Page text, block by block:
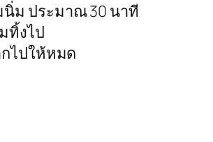
นิ่ม ประมาณ 30 นาที
ทิ้งไป
ไปให้หมด